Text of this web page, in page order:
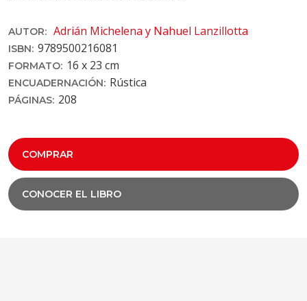
AUTOR: Adrián Michelena y Nahuel Lanzillotta
ISBN: 9789500216081
FORMATO: 16 x 23 cm
ENCUADERNACIÓN: Rústica
PÁGINAS: 208
COMPRAR
CONOCER EL LIBRO